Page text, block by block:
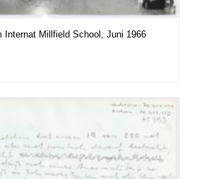
Internat Millfield School, Juni 1966